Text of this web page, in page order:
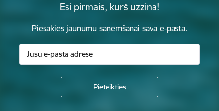
Esi pirmais, kurš uzzina!
Piesakies jaunumu saņemšanai savā e-pastā.